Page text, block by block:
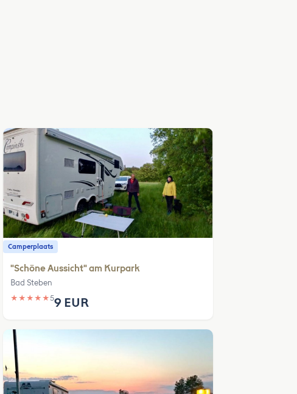
Camperplaats
"Schöne Aussicht" am Kurpark
Bad Steben
★ ★ ★ ★ ★59 EUR